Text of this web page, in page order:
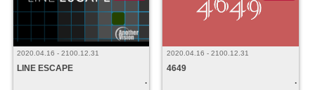
2020.04.16 - 2100.12.31
LINE ESCAPE
2020.04.16 - 2100.12.31
4649